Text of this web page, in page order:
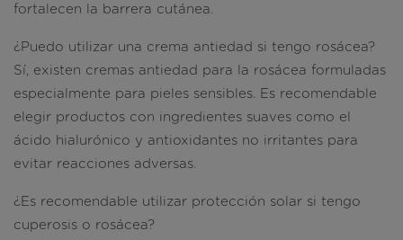
fortalecen la barrera cutánea.
¿Puedo utilizar una crema antiedad si tengo rosácea?
Sí, existen cremas antiedad para la rosácea formuladas
especialmente para pieles sensibles. Es recomendable
elegir productos con ingredientes suaves como el
ácido hialurónico y antioxidantes no irritantes para
evitar reacciones adversas.
¿Es recomendable utilizar protección solar si tengo
cuperosis o rosácea?